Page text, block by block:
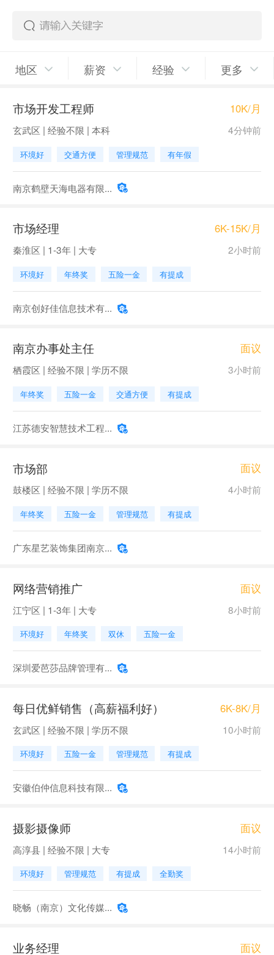
地区 薪资 经验 更多
市场开发工程师 10K/月
玄武区 | 经验不限 | 本科 4分钟前
环境好 交通方便 管理规范 有年假
南京鹤壁天海电器有限...
市场经理 6K-15K/月
秦淮区 | 1-3年 | 大专 2小时前
环境好 年终奖 五险一金 有提成
南京创好佳信息技术有...
南京办事处主任 面议
栖霞区 | 经验不限 | 学历不限 3小时前
年终奖 五险一金 交通方便 有提成
江苏德安智慧技术工程...
市场部 面议
鼓楼区 | 经验不限 | 学历不限 4小时前
年终奖 五险一金 管理规范 有提成
广东星艺装饰集团南京...
网络营销推广 面议
江宁区 | 1-3年 | 大专 8小时前
环境好 年终奖 双休 五险一金
深圳爱芭莎品牌管理有...
每日优鲜销售（高薪福利好） 6K-8K/月
玄武区 | 经验不限 | 学历不限 10小时前
环境好 五险一金 管理规范 有提成
安徽伯仲信息科技有限...
摄影摄像师 面议
高淳县 | 经验不限 | 大专 14小时前
环境好 管理规范 有提成 全勤奖
晓畅（南京）文化传媒...
业务经理 面议